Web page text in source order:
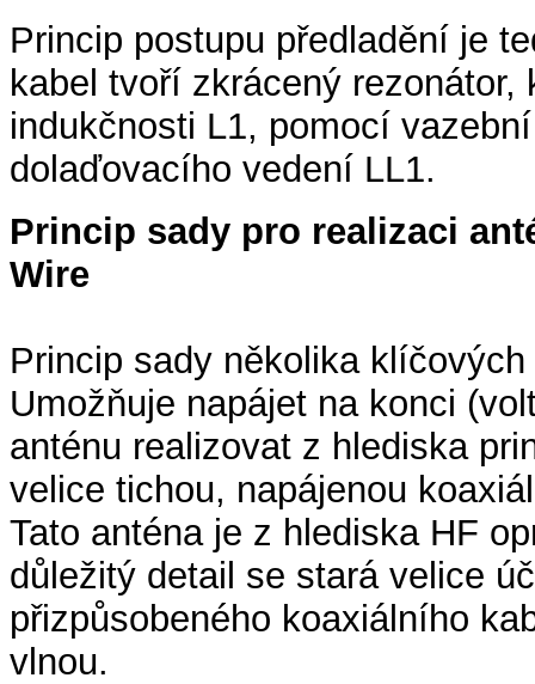
Princip postupu předladění je
kabel tvoří zkrácený
indukčnosti L1, pomocí
dolaďovacího vedení LL1.
Princip sady pro realizaci
Wire
Princip sady několika
Umožňuje napájet na konci
anténu realizovat z hlediska
velice tichou, napájenou
Tato anténa je z hlediska HF
důležitý detail se stará velice
přizpůsobeného koaxiálního
vlnou.